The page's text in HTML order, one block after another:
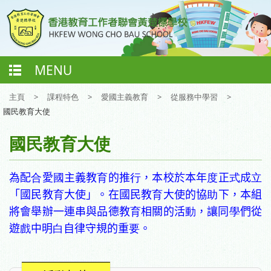
MENU
主頁 > 課程特色 > 愛國主義教育 > 從服務中學習
>
國民教育大使
國民教育大使
為配合愛國 主義教育的推行 ，本校於本年度正式成立
「國民教育大使」。在國民教育大使的協助下，本組
將會舉辦一連串與品德教育相關的活動 ，讓同 學們從
遊戲中明白 自律守規的重要 。